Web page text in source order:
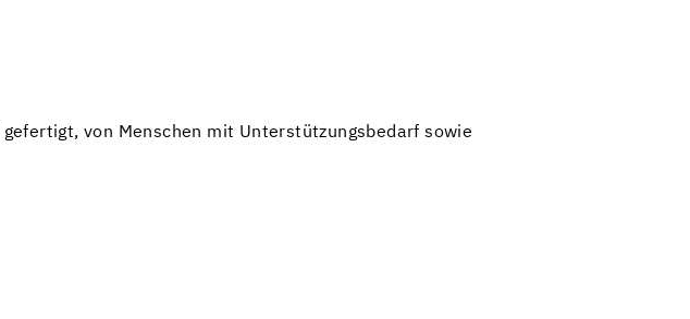
gefertigt, von Menschen mit Unterstützungsbedarf sowie